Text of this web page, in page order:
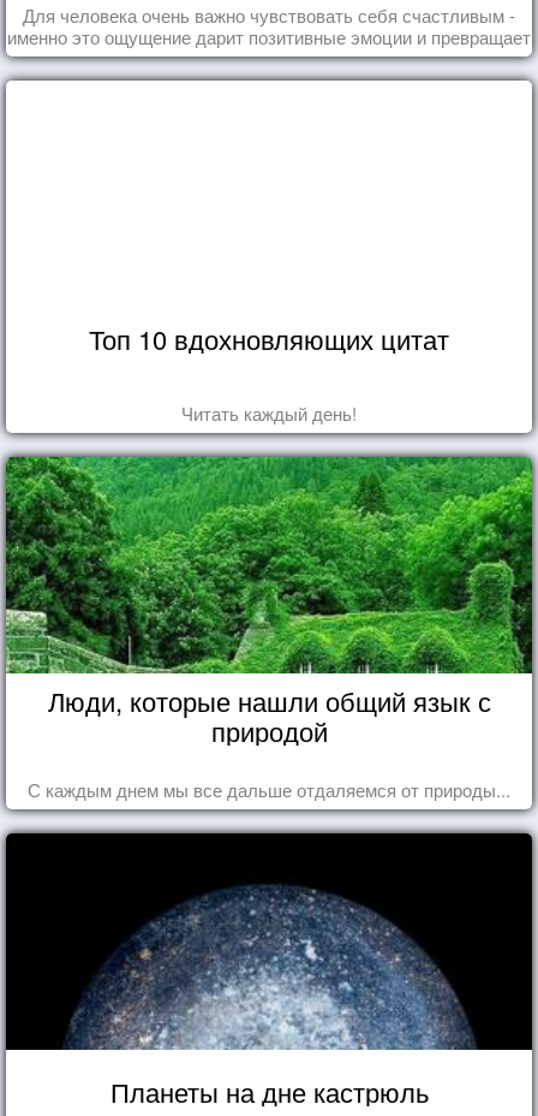
Для человека очень важно чувствовать себя счастливым -
именно это ощущение дарит позитивные эмоции и превращает
каждый день в маленький праздник.
Топ 10 вдохновляющих цитат
Читать каждый день!
Люди, которые нашли общий язык с
природой
С каждым днем мы все дальше отдаляемся от природы...
Планеты на дне кастрюль